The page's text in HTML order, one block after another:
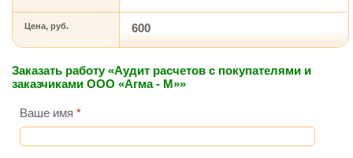
Цена, руб. 600
Заказать работу «Аудит расчетов с покупателями и
заказчиками ООО «Агма - М»»
Ваше имя *